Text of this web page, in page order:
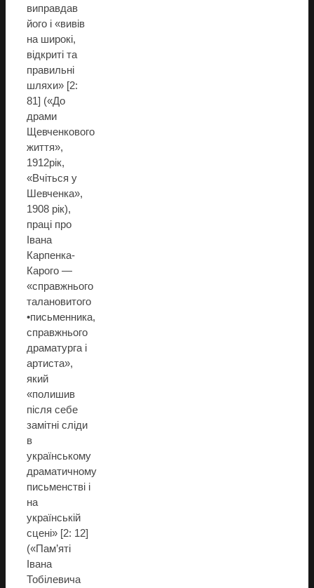
виправдав
його і «вивів
на широкі,
відкриті та
правильні
шляхи» [2:
81] («До
драми
Щевченкового
життя»,
1912рік,
«Вчіться у
Шевченка»,
1908 рік),
праці про
Івана
Карпенка-
Карого —
«справжнього
талановитого
•письменника,
справжнього
драматурга і
артиста»,
який
«полишив
після себе
замітні сліди
в
українському
драматичному
письменстві і
на
українській
сцені» [2: 12]
(«Пам’яті
Івана
Тобілевича